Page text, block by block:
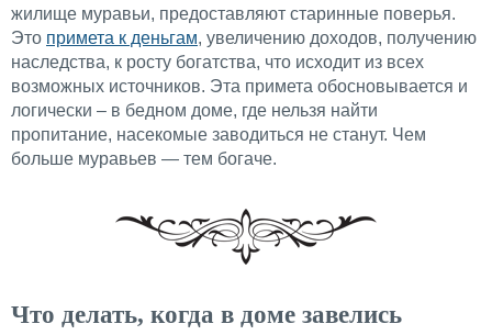
жилище муравьи, предоставляют старинные поверья.
Это примета к деньгам, увеличению доходов, получению
наследства, к росту богатства, что исходит из всех
возможных источников. Эта примета обосновывается и
логически – в бедном доме, где нельзя найти
пропитание, насекомые заводиться не станут. Чем
больше муравьев — тем богаче.
Что делать, когда в доме завелись